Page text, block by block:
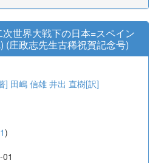
次世界大戦下の日本=スペイン
(庄政志先生古稀祝賀記念号)
] 田嶋 信雄 井出 直樹[訳]
)